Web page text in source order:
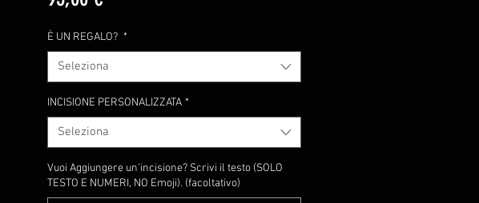
È UN REGALO? *
Seleziona
INCISIONE PERSONALIZZATA *
Seleziona
Vuoi Aggiungere un'incisione? Scrivi il testo (SOLO
TESTO E NUMERI, NO Emoji). (facoltativo)